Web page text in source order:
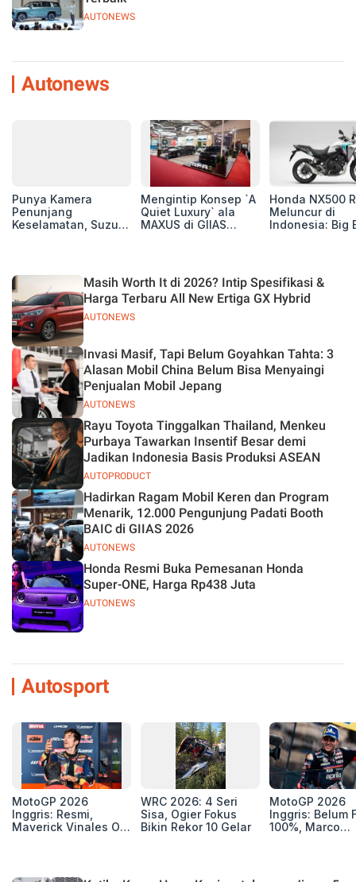
AUTONEWS
Autonews
Punya Kamera
Penunjang
Keselamatan, Suzuki
Mengintip Konsep `A
Quiet Luxury` ala
MAXUS di GIIAS
Honda NX500
Meluncur di
Indonesia: Big
Juta
AUTONEWS
Masih Worth It di 2026? Intip Spesifikasi &
Harga Terbaru All New Ertiga GX Hybrid
AUTONEWS
Invasi Masif, Tapi Belum Goyahkan Tahta: 3
Alasan Mobil China Belum Bisa Menyaingi
Penjualan Mobil Jepang
AUTOPRODUCT
Rayu Toyota Tinggalkan Thailand, Menkeu
Purbaya Tawarkan Insentif Besar demi
Jadikan Indonesia Basis Produksi ASEAN
AUTONEWS
Hadirkan Ragam Mobil Keren dan Program
Menarik, 12.000 Pengunjung Padati Booth
BAIC di GIIAS 2026
AUTONEWS
Honda Resmi Buka Pemesanan Honda
Super-ONE, Harga Rp438 Juta
Autosport
MotoGP 2026
Inggris: Resmi,
Maverick Vinales Out
Selanjutnya Belum
WRC 2026: 4 Seri
Sisa, Ogier Fokus
Bikin Rekor 10 Gelar
MotoGP 2026
Inggris: Belum
100%, Marco